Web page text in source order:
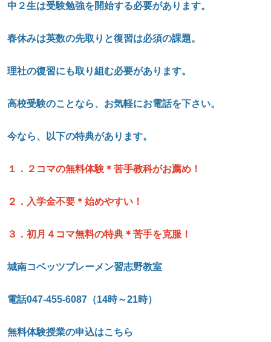
中２生は受験勉強を開始する必要があります。
春休みは英数の先取りと復習は必須の課題。
理社の復習にも取り組む必要があります。
高校受験のことなら、お気軽にお電話を下さい。
今なら、以下の特典があります。
１．２コマの無料体験＊苦手教科がお薦め！
２．入学金不要＊始めやすい！
３．初月４コマ無料の特典＊苦手を克服！
城南コベッツブレーメン習志野教室
電話047-455-6087 （14時～21時）
無料体験授業の申込はこちら